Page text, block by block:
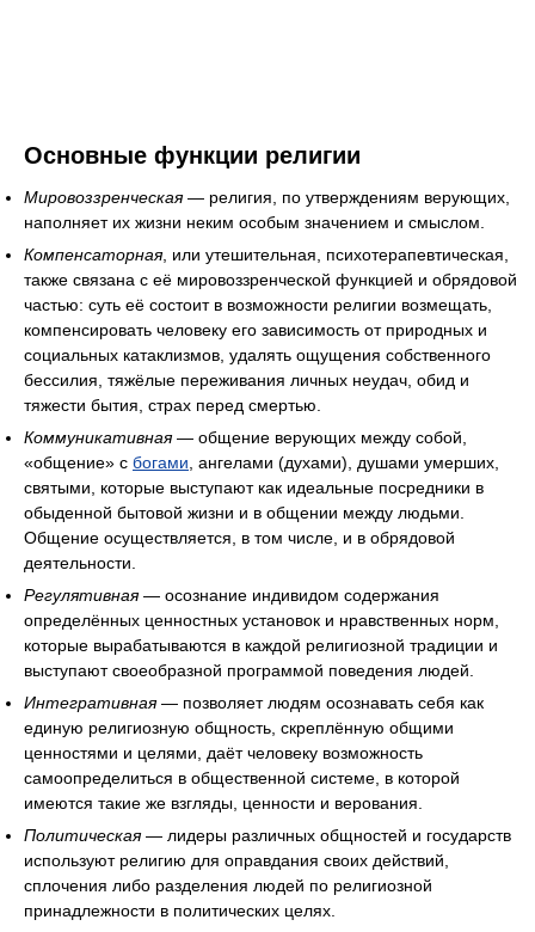
Основные функции религии
Мировоззренческая— религия, по утверждениям верующих,
наполняет их жизни неким особым значением и смыслом.
Компенсаторная, или утешительная, психотерапевтическая,
также связана с её мировоззренческой функцией и обрядовой
частью: суть её состоит в возможности религии возмещать,
компенсировать человеку его зависимость от природных и
социальных катаклизмов, удалять ощущения собственного
бессилия, тяжёлые переживания личных неудач, обид и
тяжести бытия, страх перед смертью.
Коммуникативная— общение верующих между собой,
«общение» с богами, ангелами (духами), душами умерших,
святыми, которые выступают как идеальные посредники в
обыденной бытовой жизни и в общении между людьми.
Общение осуществляется, в том числе, и в обрядовой
деятельности.
Регулятивная— осознание индивидом содержания
определённых ценностных установок и нравственных норм,
которые вырабатываются в каждой религиозной традиции и
выступают своеобразной программой поведения людей.
Интегративная— позволяет людям осознавать себя как
единую религиозную общность, скреплённую общими
ценностями и целями, даёт человеку возможность
самоопределиться в общественной системе, в которой
имеются такие же взгляды, ценности и верования.
Политическая— лидеры различных общностей и государств
используют религию для оправдания своих действий,
сплочения либо разделения людей по религиозной
принадлежности в политических целях.